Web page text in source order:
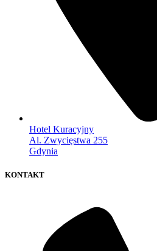
Hotel Kuracyjny
Al. Zwycięstwa 255
Gdynia
KONTAKT